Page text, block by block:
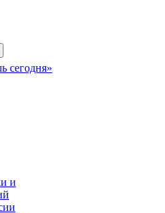
сегодня»
и